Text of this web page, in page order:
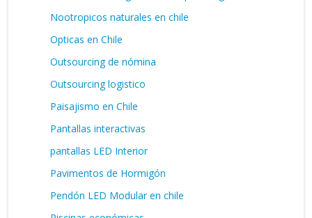
Nootropicos naturales en chile
Opticas en Chile
Outsourcing de nómina
Outsourcing logistico
Paisajismo en Chile
Pantallas interactivas
pantallas LED Interior
Pavimentos de Hormigón
Pendón LED Modular en chile